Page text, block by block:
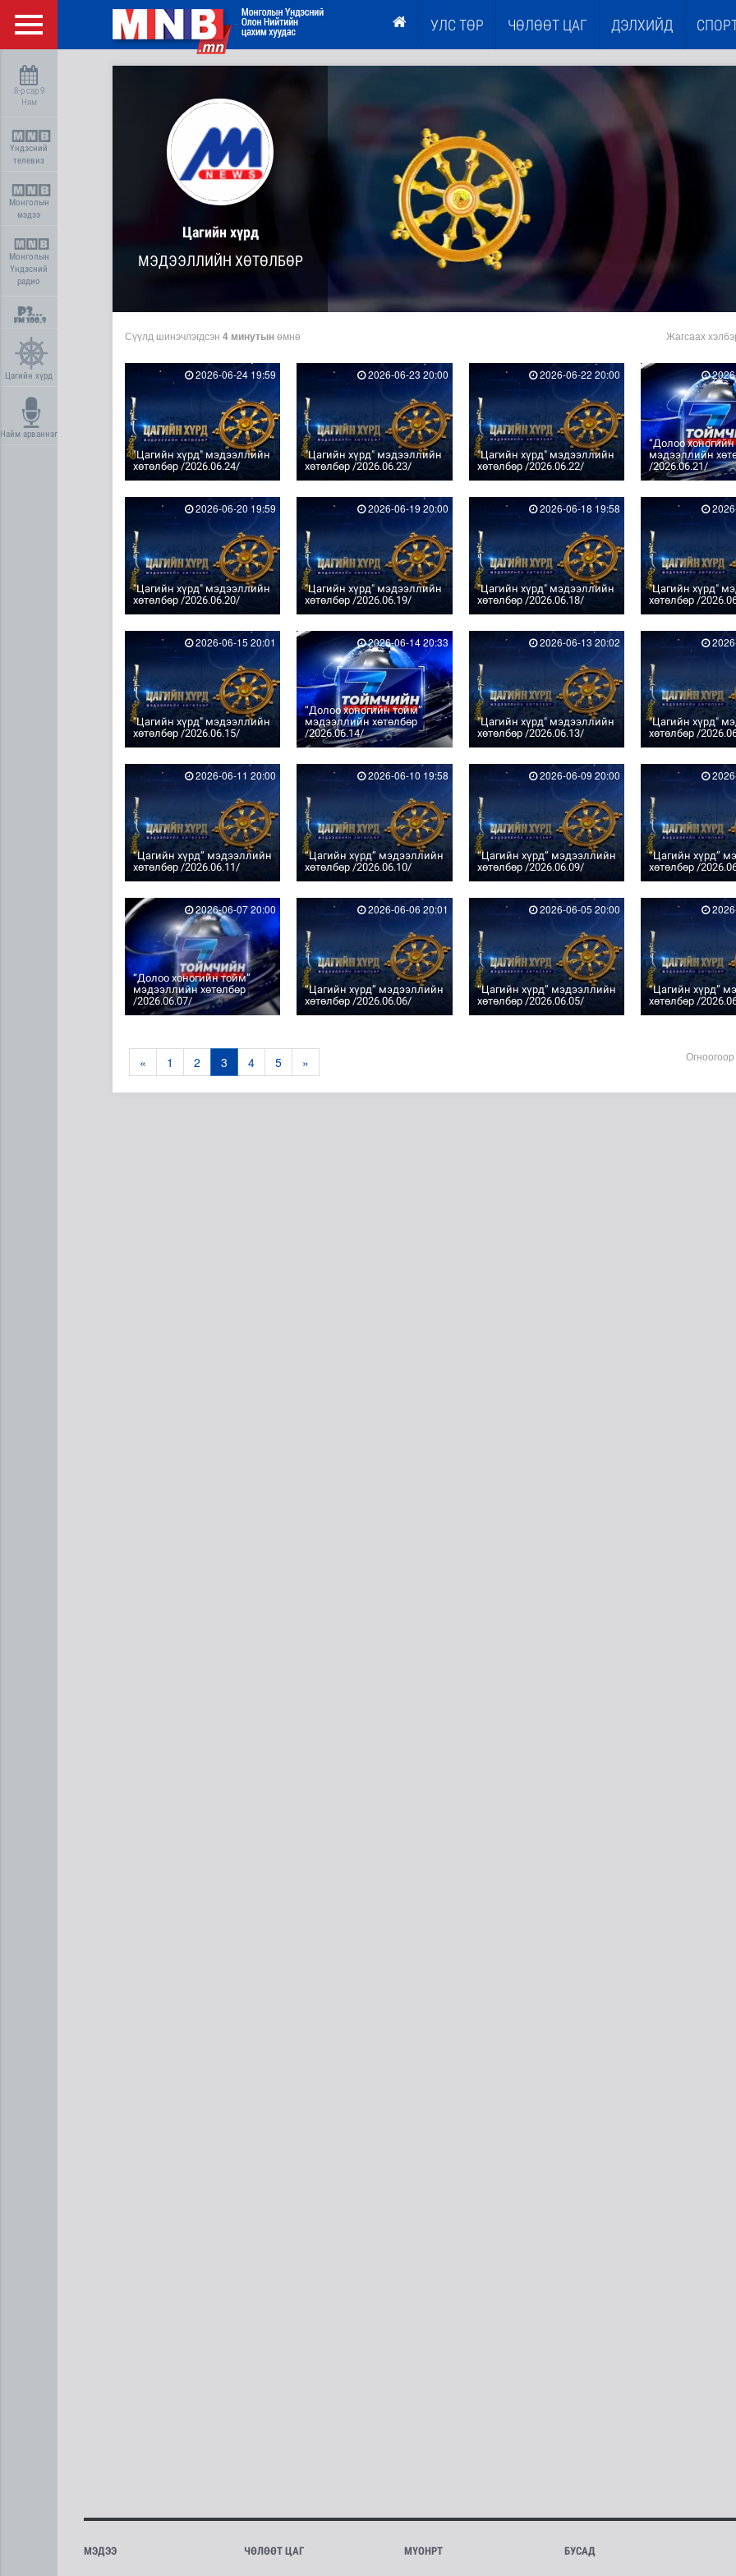
УЛС ТӨР ЧӨЛӨӨТ ЦАГ ДЭЛХИЙД
8-р сар 9
Ням
Үндэсний
телевиз
Монголын
мэдээ
Монголын
Үндэсний
радио
Цагийн хүрд
Найм арваннэг
Цагийн хүрд
МЭДЭЭЛЛИЙН ХӨТӨЛБӨР
Сүүлд шинэчлэгдсэн 4 минутынөмнө Жагсаах
"Цагийн хүрд" мэдээллийн
хөтөлбөр /2026.06.24/
2026-06-24 19:59
"Цагийн хүрд" мэдээллийн
хөтөлбөр /2026.06.23/
2026-06-23 20:00
"Цагийн хүрд" мэдээллийн
хөтөлбөр /2026.06.22/
2026-06-22 20:00
“Долоо
мэдээллийн
/2026.06.21/
"Цагийн хүрд" мэдээллийн
хөтөлбөр /2026.06.20/
2026-06-20 19:59
"Цагийн хүрд" мэдээллийн
хөтөлбөр /2026.06.19/
2026-06-19 20:00
"Цагийн хүрд" мэдээллийн
хөтөлбөр /2026.06.18/
2026-06-18 19:58
"Цагийн хүрд"
хөтөлбөр /
"Цагийн хүрд" мэдээллийн
хөтөлбөр /2026.06.15/
2026-06-15 20:01
“Долоо хоногийн тойм”
мэдээллийн хөтөлбөр
/2026.06.14/
2026-06-14 20:33
"Цагийн хүрд" мэдээллийн
хөтөлбөр /2026.06.13/
2026-06-13 20:02
"Цагийн хүрд"
хөтөлбөр /
“Цагийн хүрд” мэдээллийн
хөтөлбөр /2026.06.11/
2026-06-11 20:00
“Цагийн хүрд” мэдээллийн
хөтөлбөр /2026.06.10/
2026-06-10 19:58
“Цагийн хүрд” мэдээллийн
хөтөлбөр /2026.06.09/
2026-06-09 20:00
“Цагийн хүрд”
хөтөлбөр /
“Долоо хоногийн тойм”
мэдээллийн хөтөлбөр
/2026.06.07/
2026-06-07 20:00
“Цагийн хүрд” мэдээллийн
хөтөлбөр /2026.06.06/
2026-06-06 20:01
“Цагийн хүрд” мэдээллийн
хөтөлбөр /2026.06.05/
2026-06-05 20:00
“Цагийн хүрд”
хөтөлбөр /
« 1 2 3 4 5 »
МЭДЭЭ ЧӨЛӨӨТ ЦАГ МҮОНРТ БУСАД